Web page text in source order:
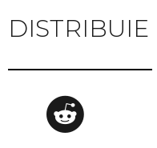
DISTRIBUIE